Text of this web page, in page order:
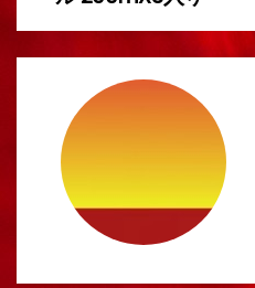
ナ
ゲ
ー